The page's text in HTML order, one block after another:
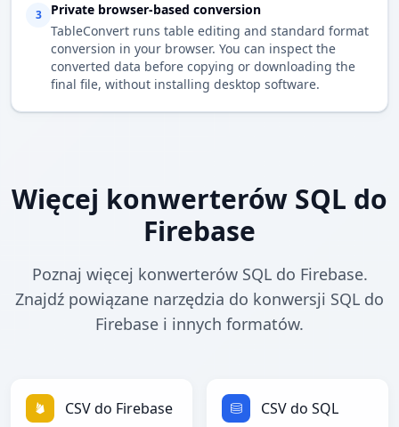
3
Private browser-based conversion
TableConvert runs table editing and standard format
conversion in your browser. You can inspect the
converted data before copying or downloading the
final file, without installing desktop software.
Więcej konwerterów SQL do
Firebase
Poznaj więcej konwerterów SQL do Firebase.
Znajdź powiązane narzędzia do konwersji SQL do
Firebase i innych formatów.
CSV do Firebase CSV do SQL